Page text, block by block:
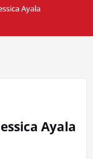
Ayala
Ayala